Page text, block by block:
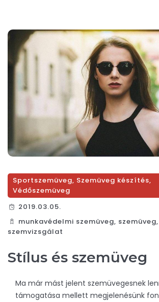
Sportszemüveg, Szemüveg készítés,
Védőszemüveg
2019.03.05.
munkavédelmi szemüveg, szemüveg,
szemvizsgálat
Stílus és szemüveg
Ma már mást jelent szemüvegesnek
támogatása mellett megjelenésünk